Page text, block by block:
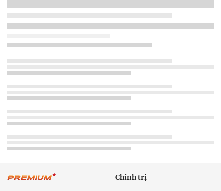
Chính trị